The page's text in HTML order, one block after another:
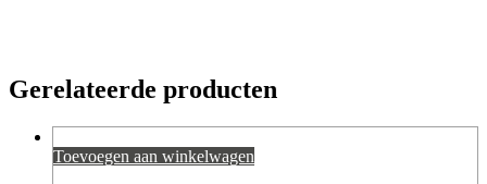
Gerelateerde producten
Toevoegen aan winkelwagen